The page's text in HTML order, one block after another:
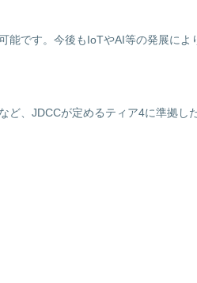
です。今後もIoTやAI等の発展に
、JDCCが定めるティア4に準拠し